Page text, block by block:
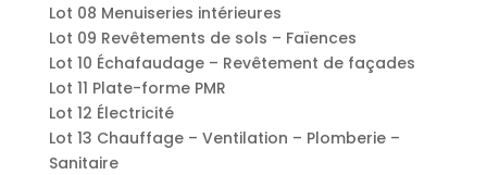
Lot 08 Menuiseries intérieures
Lot 09 Revêtements de sols – Faïences
Lot 10 Échafaudage – Revêtement de façades
Lot 11 Plate-forme PMR
Lot 12 Électricité
Lot 13 Chauffage – Ventilation – Plomberie –
Sanitaire